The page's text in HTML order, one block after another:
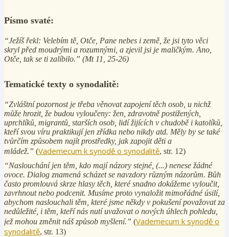
Písmo svaté:
“Ježíš řekl: Velebím tě, Otče, Pane nebes i země, že jsi tyto věci
skryl před moudrými a rozumnými, a zjevil jsi je maličkým. Ano,
Otče, tak se ti zalíbilo.” (Mt 11, 25-26)
Tematické texty o synodalitě:
“Zvláštní pozornost je třeba věnovat zapojení těch osob, u nichž
může hrozit, že budou vyloučeny: žen, zdravotně postižených,
uprchlíků, migrantů, starších osob, lidí žijících v chudobě i katolíků,
kteří svou víru praktikují jen zřídka nebo nikdy atd. Měly by se také
tvůrčím způsobem najít prostředky, jak zapojit děti a
mládež.” (Vademecum k synodě o synodalitě, str. 12)
“Naslouchání jen těm, kdo mají názory stejné, (...) nenese žádné
ovoce. Dialog znamená scházet se navzdory různým názorům. Bůh
často promlouvá skrze hlasy těch, které snadno dokážeme vyloučit,
zavrhnout nebo podcenit. Musíme proto vynaložit mimořádné úsilí,
abychom naslouchali těm, které jsme někdy v pokušení považovat za
nedůležité, i těm, kteří nás nutí uvažovat o nových úhlech pohledu,
jež mohou změnit náš způsob myšlení.” (Vademecum k synodě o
synodalitě, str. 13)